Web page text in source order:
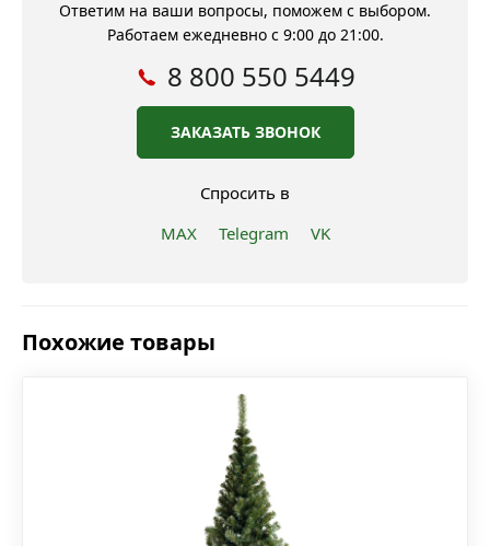
Ответим на ваши вопросы, поможем с выбором.
Работаем ежедневно с 9:00 до 21:00.
8 800 550 5449
ЗАКАЗАТЬ ЗВОНОК
Спросить в
MAX
Telegram VK
Похожие товары